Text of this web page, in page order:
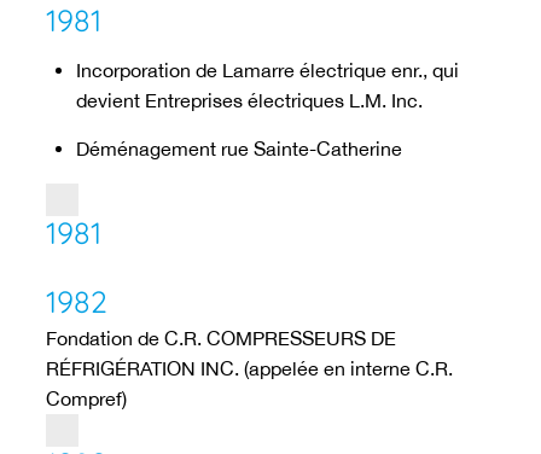
1981
Incorporation de Lamarre électrique enr., qui
devient Entreprises électriques L.M. Inc.
Déménagement rue Sainte-Catherine
1981
1982
Fondation de C.R. COMPRESSEURS DE
RÉFRIGÉRATION INC. (appelée en interne C.R.
Compref)